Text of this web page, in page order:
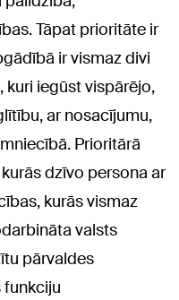
Tāpat prioritāte ir
ir vismaz divi
kuri iegūst vispārējo,
ar nosacījumu,
Prioritārā
dzīvo persona ar
kurās vismaz
valsts
pārvaldes
funkciju